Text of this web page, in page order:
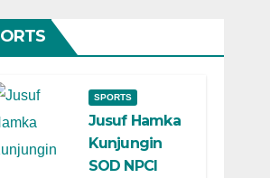
SPORTS
Jusuf Hamka
Kunjungin
SOD NPCI